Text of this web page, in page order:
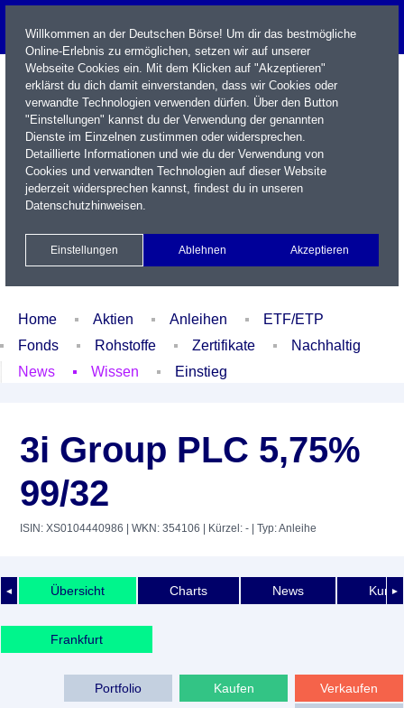
Name / WKN / ISIN / Kürzel
Xetra Realtime
Watchlist Portfolio Login
Home Aktien Anleihen
ETF/ETP
Fonds
Rohstoffe Zertifikate
Nachhaltig
News
Wissen Einstieg
3i Group PLC 5,75%
99/32
ISIN: XS0104440986 | WKN: 354106 | Kürzel: - | Typ: Anleihe
◄ ►
Übersicht Charts News
Frankfurt
Verkaufen
Kaufen
Portfolio
Willkommen an der Deutschen Börse! Um dir das bestmögliche
Online-Erlebnis zu ermöglichen, setzen wir auf unserer
Webseite Cookies ein. Mit dem Klicken auf "Akzeptieren"
erklärst du dich damit einverstanden, dass wir Cookies oder
verwandte Technologien verwenden dürfen. Über den Button
"Einstellungen" kannst du der Verwendung der genannten
Dienste im Einzelnen zustimmen oder widersprechen.
Detaillierte Informationen und wie du der Verwendung von
Cookies und verwandten Technologien auf dieser Website
jederzeit widersprechen kannst, findest du in unseren
Datenschutzhinweisen.
Einstellungen Ablehnen Akzeptieren